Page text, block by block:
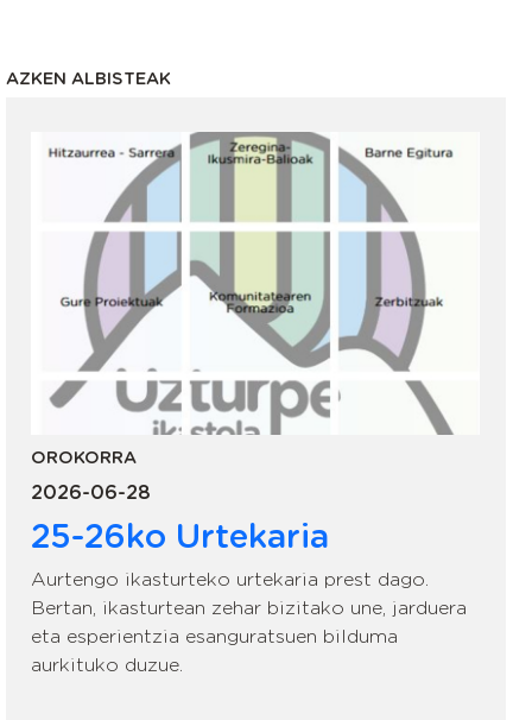
AZKEN ALBISTEAK
OROKORRA
2026-06-28
25-26ko Urtekaria
Aurtengo ikasturteko urtekaria prest dago.
Bertan, ikasturtean zehar bizitako une, jarduera
eta esperientzia esanguratsuen bilduma
aurkituko duzue.